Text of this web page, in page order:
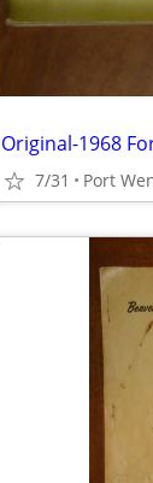
Original-1968
7/31 Port